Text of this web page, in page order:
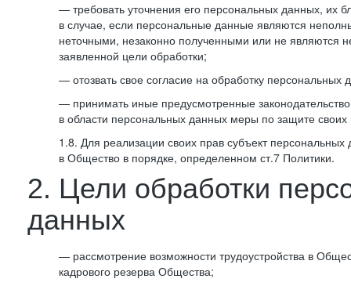
— требовать уточнения его персональных данных, их
в случае, если персональные данные являются
неточными, незаконно полученными или не являются
заявленной цели обработки;
— отозвать свое согласие на обработку персональных
— принимать иные предусмотренные
в области персональных данных меры по защите своих
1.8. Для реализации своих прав субъект
в Общество в порядке, определенном ст.7 Политики.
2. Цели обработки
данных
— рассмотрение возможности трудоустройства в
кадрового резерва Общества;